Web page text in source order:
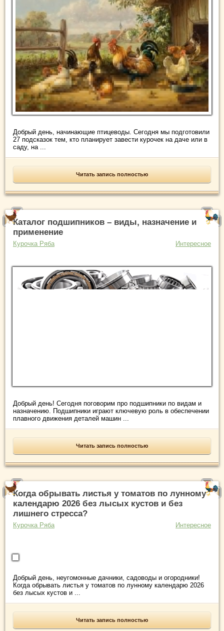
Добрый день, начинающие птицеводы. Сегодня мы подготовили
27 подсказок тем, кто планирует завести курочек на даче или в
саду, на ...
Читать запись полностью
Каталог подшипников – виды, назначение и
применение
Курочка Ряба Интересное
Добрый день! Сегодня поговорим про подшипники по видам и
назначению. Подшипники играют ключевую роль в обеспечении
плавного движения деталей машин ...
Читать запись полностью
Когда обрывать листья у томатов по лунному
календарю 2026 без лысых кустов и без
лишнего стресса?
Курочка Ряба Интересное
Добрый день, неугомонные дачники, садоводы и огородники!
Когда обрывать листья у томатов по лунному календарю 2026
без лысых кустов и ...
Читать запись полностью